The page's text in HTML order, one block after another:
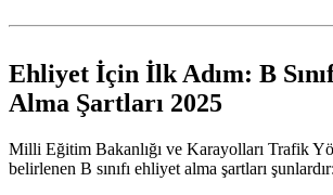
Ehliyet İçin İlk Adım: B
Alma Şartları 2025
Milli Eğitim Bakanlığı ve Karayolları Trafik
belirlenen B sınıfı ehliyet alma şartları şunlardır: